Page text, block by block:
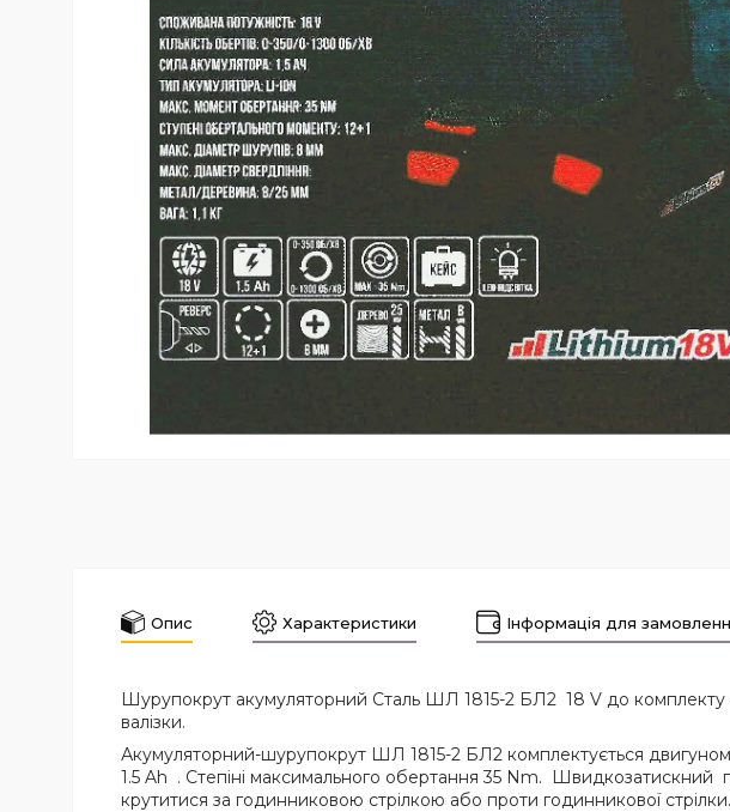
Опис Характеристики Інформація для
Шурупокрут акумуляторний Сталь ШЛ 1815-2 БЛ2 18 V до комплекту
валізки.
Акумуляторний-шурупокрут ШЛ 1815-2 БЛ2 комплектується
1.5 Ah . Степіні максимального обертання 35 Nm.
крутитися за годинниковою стрілкою або проти годинникової